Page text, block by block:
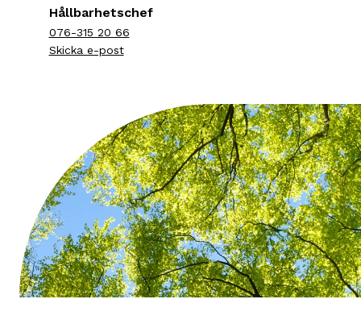
Hållbarhetschef
076-315 20 66
Skicka e-post